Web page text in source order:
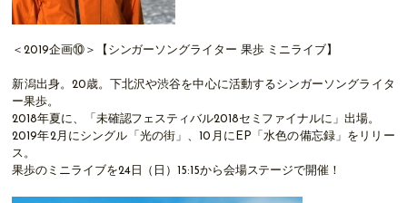
＜2019企画⑩＞【シンガーソングライター 果歩 ミニライブ】
新潟出身。20歳。下北沢や渋谷を中心に活動するシンガーソングライタ
ー果歩。
2018年夏に、「未確認フェスティバル2018セミファイナルに」出場。
2019年2月にシングル「光の街」、10月にEP「水色の備忘録」をリリー
ス。
果歩のミニライブを24日（日）15:15から会場ステージで開催！